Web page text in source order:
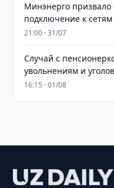
Минэнерго призвало
подключение к сетям
21:00 · 31/07
Случай с
увольнениям и
16:15 · 01/08